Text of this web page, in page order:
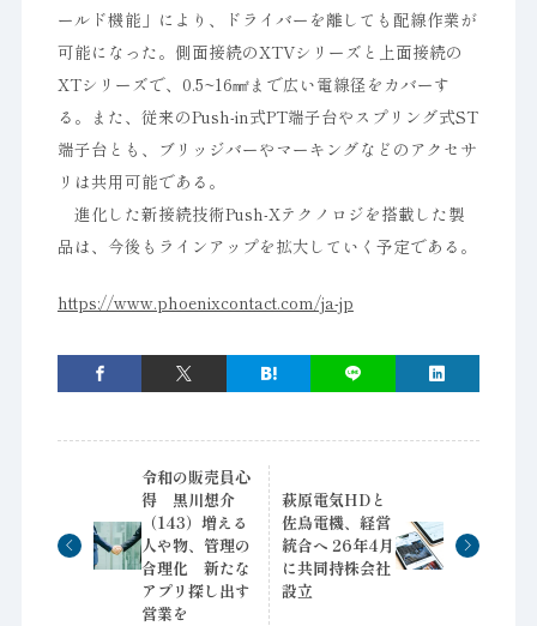
ールド機能」により、ドライバーを離しても配線作業が
可能になった。側面接続のXTVシリーズと上面接続の
XTシリーズで、0.5~16㎟まで広い電線径をカバーす
る。また、従来のPush-in式PT端子台やスプリング式ST
端子台とも、ブリッジバーやマーキングなどのアクセサ
リは共用可能である。
進化した新接続技術Push-Xテクノロジを搭載した製
品は、今後もラインアップを拡大していく予定である。
https://www.phoenixcontact.com/ja-jp
令和の販売員心
得 黒川想介
（143）増える
人や物、管理の
合理化 新たな
アプリ探し出す
営業を
萩原電気HDと
佐鳥電機、経営
統合へ 26年4月
に共同持株会社
設立